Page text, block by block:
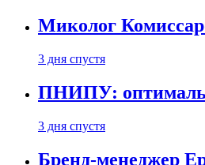
Миколог
3 дня спустя
ПНИПУ:
3 дня спустя
Бренд-менеджер